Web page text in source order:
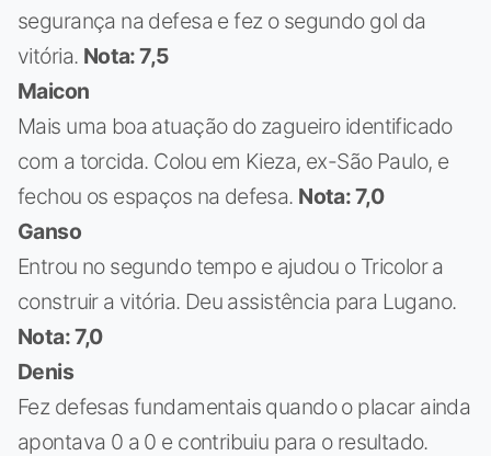
segurança na defesa e fez o segundo gol da
vitória. Nota: 7,5
Maicon
Mais uma boa atuação do zagueiro identificado
com a torcida. Colou em Kieza, ex-São Paulo, e
fechou os espaços na defesa. Nota: 7,0
Ganso
Entrou no segundo tempo e ajudou o Tricolor a
construir a vitória. Deu assistência para Lugano.
Nota: 7,0
Denis
Fez defesas fundamentais quando o placar ainda
apontava 0 a 0 e contribuiu para o resultado.